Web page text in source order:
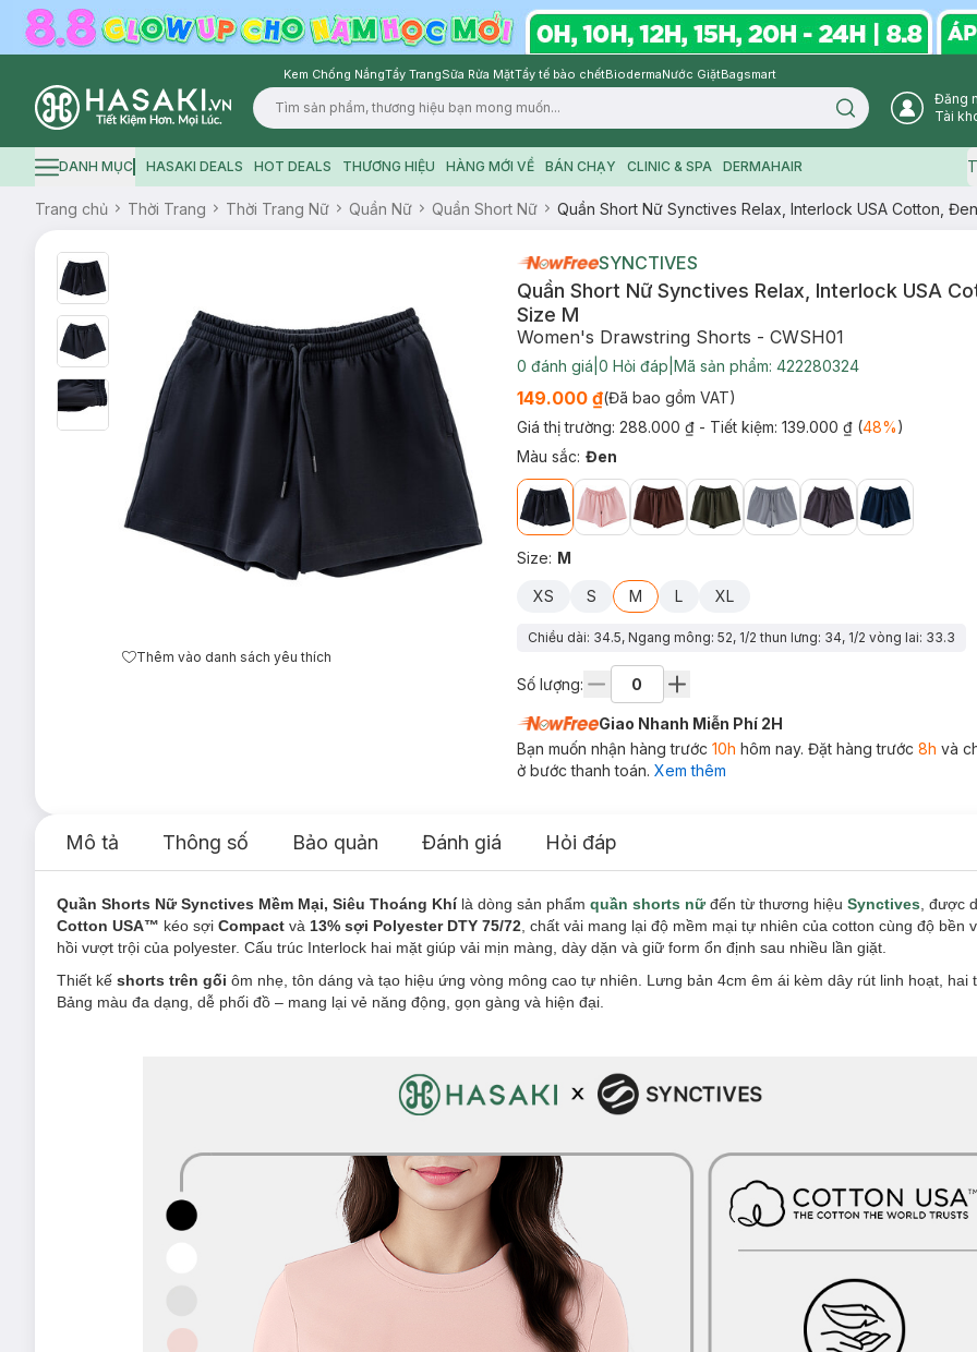
Kem Chống NắngTẩy TrangSữa Rửa MặtTẩy tế bào chếtBiodermaNước GiặtBagsmart
Logo
Search icon
Đăng
Tài
Hamburger icon
DANH MỤC HASAKI DEALS HOT DEALS THƯƠNG HIỆU HÀNG MỚI VỀ BÁN CHẠY CLINIC & SPA DERMAHAIR
Trang chủ Thời Trang Thời Trang Nữ Quần Nữ Quần Short Nữ Quần Short Nữ Synctives Relax, Interlock USA Cotton,
Thêm vào danh sách yêu thích
SYNCTIVES
Quần Short Nữ Synctives Relax, Interlock USA
Size M
Women's Drawstring Shorts - CWSH01
0 đánh giá 0 Hỏi đáp Mã sản phẩm: 422280324
149.000 ₫(Đã bao gồm VAT)
Giá thị trường: 288.000 ₫ - Tiết kiệm: 139.000 ₫(48%)
Màu sắc: Đen
Size: M
XS S M L XL
Chiều dài: 34.5, Ngang mông: 52, 1/2 thun lưng: 34, 1/2 vòng lai: 33.3
Số lượng:
Giao Nhanh Miễn Phí 2H
Bạn muốn nhận hàng trước 10h hôm nay. Đặt hàng trước 8h và
ở bước thanh toán. Xem thêm
Mô tả Thông số Bảo quản Đánh giá Hỏi đáp
Quần Shorts Nữ Synctives Mềm Mại, Siêu Thoáng Khílà dòng sản phẩm quần shorts nữđến từ thương hiệu Synctives , được
Cotton USA™ kéo sợi Compact và 13% sợi Polyester DTY 75/72 , chất vải mang lại độ mềm mại tự nhiên của cotton cùng độ bền
hồi vượt trội của polyester. Cấu trúc Interlock hai mặt giúp vải mịn màng, dày dặn và giữ form ổn định sau nhiều lần giặt.
Thiết kế shorts trên gối ôm nhẹ, tôn dáng và tạo hiệu ứng vòng mông cao tự nhiên. Lưng bản 4cm êm ái kèm dây rút linh hoạt, hai
Bảng màu đa dạng, dễ phối đồ – mang lại vẻ năng động, gọn gàng và hiện đại.